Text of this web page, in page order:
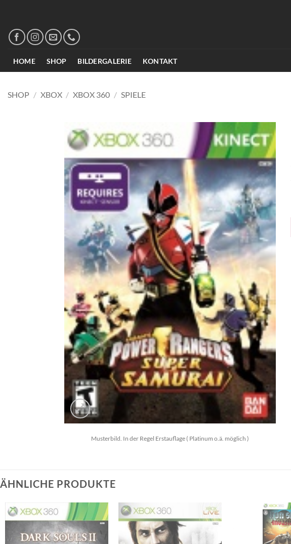
springen
HOME SHOP BILDERGALERIE KONTAKT
SHOP / XBOX / XBOX 360 / SPIELE
Musterbild. In der Regel Erstauflage ( Platinum o.ä. möglich )
ÄHNLICHE PRODUKTE